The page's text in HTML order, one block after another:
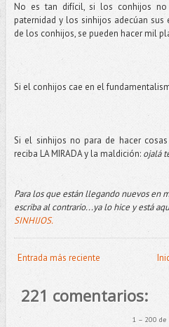
No es tan difícil, si los conhijos
paternidad y los sinhijos adecúan
de los conhijos, se pueden hacer mil
Si el conhijos cae en el
Si el sinhijos no para de hacer
reciba LA MIRADA y la maldición: ojalá
Para los que están llegando nuevos en
escriba al contrario...ya lo hice y está
SINHIJOS.
Entrada más reciente
221 comentarios:
1 – 200